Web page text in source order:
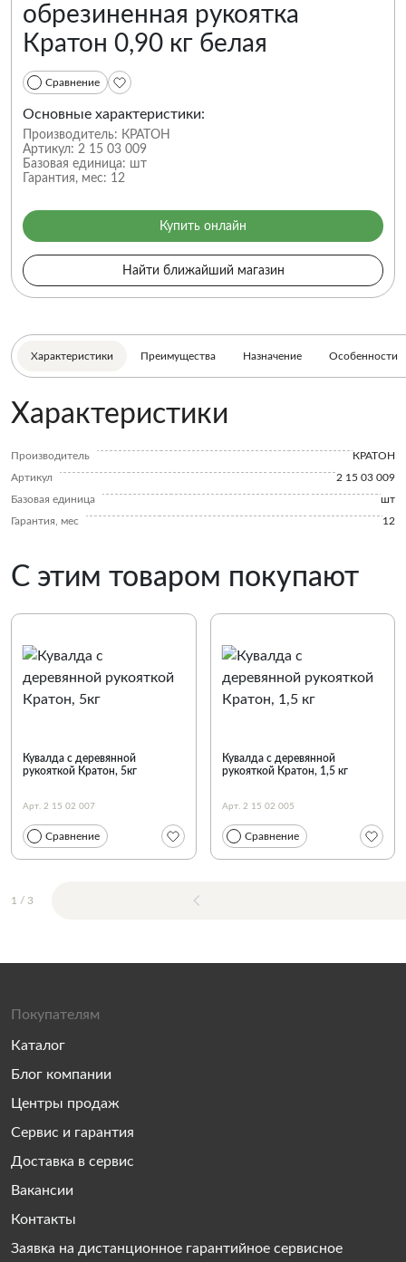
обрезиненная рукоятка
Кратон 0,90 кг белая
Сравнение
Основные характеристики:
Производитель: КРАТОН
Артикул: 2 15 03 009
Базовая единица: шт
Гарантия, мес: 12
Купить онлайн
Найти ближайший магазин
Характеристики Преимущества Назначение Особенности
Характеристики
Производитель
КРАТОН
Артикул
2 15 03 009
Базовая единица
шт
Гарантия, мес
12
С этим товаром покупают
Кувалда с деревянной
рукояткой Кратон, 5кг
Арт. 2 15 02 007
Сравнение
Кувалда с деревянной
рукояткой Кратон, 1,5 кг
Арт. 2 15 02 005
Сравнение
1 / 3
Покупателям
Каталог
Блог компании
Центры продаж
Сервис и гарантия
Доставка в сервис
Вакансии
Контакты
Заявка на дистанционное гарантийное сервисное